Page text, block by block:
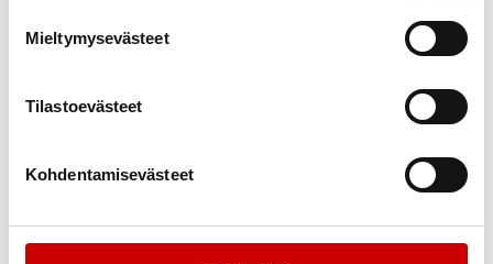
Mieltymysevästeet
Tilastoevästeet
Kohdentamisevästeet